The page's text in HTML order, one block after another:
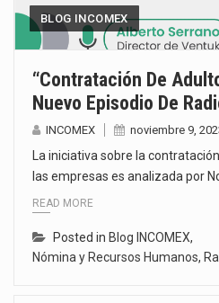
BLOG INCOMEX
“Contratación De
Nuevo Episodio De
INCOMEX noviembre 9,
La iniciativa sobre la
las empresas es analizada por
READ MORE
Posted in Blog INCOMEX,
Nómina y Recursos Humanos,